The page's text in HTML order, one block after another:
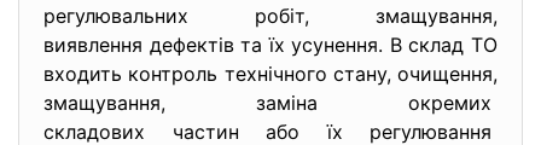
регулювальних робіт, змащування,
виявлення дефектів та їх усунення. В склад ТО
входить контроль технічного стану, очищення,
змащування, заміна окремих
складових частин або їх регулювання